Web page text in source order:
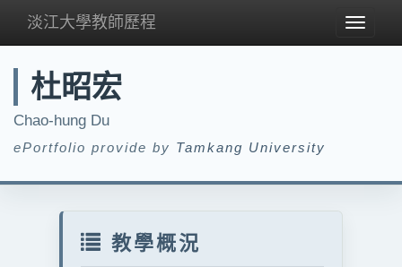
Toggle
淡江大學教師歷程
杜昭宏
Chao-hung Du
ePortfolio provide by Tamkang University
教學概況